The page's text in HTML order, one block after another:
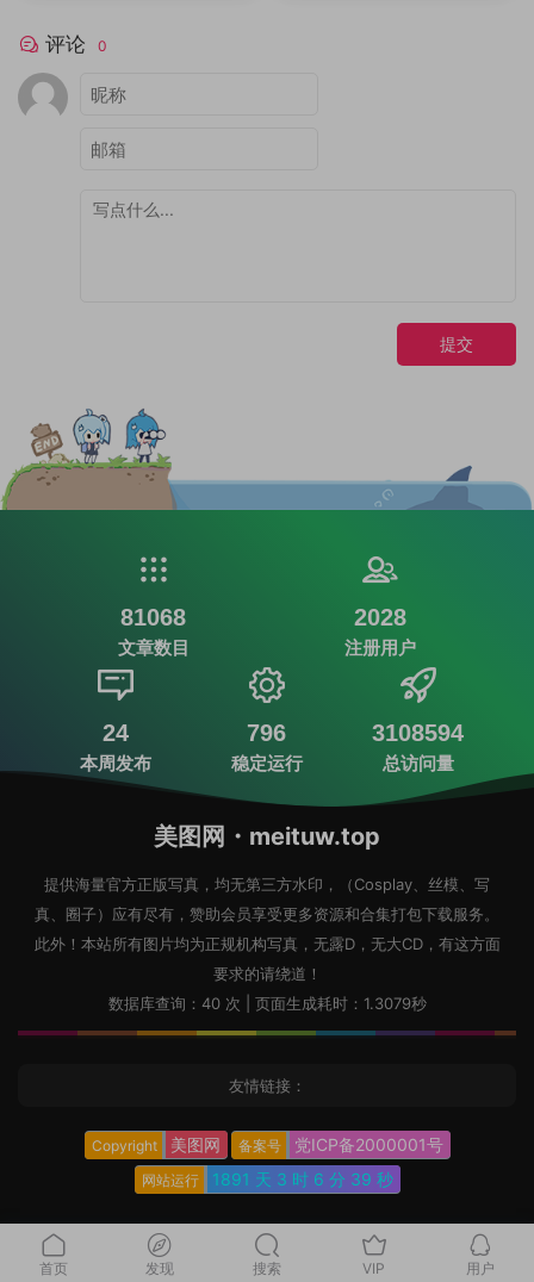
评论 0
提交
81068
文章数目
2028
注册用户
24
本周发布
796
稳定运行
3108594
总访问量
美图网・meituw.top
提供海量官方正版写真，均无第三方水印，（Cosplay、丝模、写
真、圈子）应有尽有，赞助会员享受更多资源和合集打包下载服务。
此外！本站所有图片均为正规机构写真，无露D，无大CD，有这方面
要求的请绕道！
数据库查询：40 次 | 页面生成耗时：1.3079秒
友情链接：
Copyright 美图网 备案号 党ICP备2000001号
网站运行 1891 天 3 时 6 分 40 秒
首页 发现 搜索 VIP 用户